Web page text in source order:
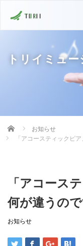
トリイミュー
Home
お知らせ
「アコースティックピ
「アコース
何が違うので
お知らせ